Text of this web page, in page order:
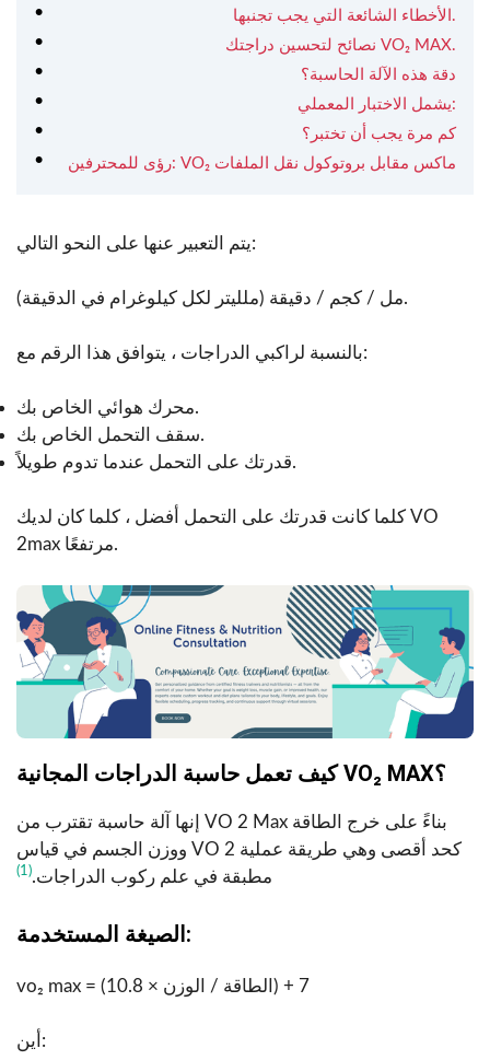
الأخطاء الشائعة التي يجب تجنبها.
نصائح لتحسين دراجتك VO₂ MAX.
دقة هذه الآلة الحاسبة؟
يشمل الاختبار المعملي:
كم مرة يجب أن تختبر؟
رؤى للمحترفين: VO₂ ماكس مقابل بروتوكول نقل الملفات
يتم التعبير عنها على النحو التالي:
مل / كجم / دقيقة (ملليتر لكل كيلوغرام في الدقيقة).
بالنسبة لراكبي الدراجات ، يتوافق هذا الرقم مع:
محرك هوائي الخاص بك.
سقف التحمل الخاص بك.
قدرتك على التحمل عندما تدوم طويلاً.
كلما كانت قدرتك على التحمل أفضل ، كلما كان لديك VO
2max مرتفعًا.
كيف تعمل حاسبة الدراجات المجانية VO₂ MAX؟
إنها آلة حاسبة تقترب من VO 2 Max بناءً على خرج الطاقة
ووزن الجسم في قياس VO 2 كحد أقصى وهي طريقة عملية
مطبقة في علم ركوب الدراجات.(1)
الصيغة المستخدمة:
vo₂ max = (10.8 × الطاقة / الوزن) + 7
أين: